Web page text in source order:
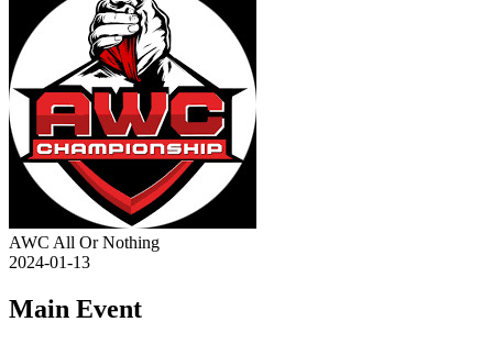
AWC All Or Nothing
2024-01-13
Main Event